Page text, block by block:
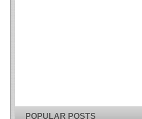
POPULAR POSTS